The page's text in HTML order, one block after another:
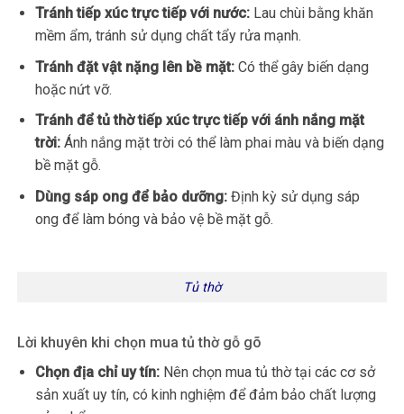
Tránh tiếp xúc trực tiếp với nước: Lau chùi bằng khăn
mềm ẩm, tránh sử dụng chất tẩy rửa mạnh.
Tránh đặt vật nặng lên bề mặt: Có thể gây biến dạng
hoặc nứt vỡ.
Tránh để tủ thờ tiếp xúc trực tiếp với ánh nắng mặt
trời:Ánh nắng mặt trời có thể làm phai màu và biến dạng
bề mặt gỗ.
Dùng sáp ong để bảo dưỡng:Định kỳ sử dụng sáp
ong để làm bóng và bảo vệ bề mặt gỗ.
Tủ thờ
Lời khuyên khi chọn mua tủ thờ gỗ gõ
Chọn địa chỉ uy tín: Nên chọn mua tủ thờ tại các cơ sở
sản xuất uy tín, có kinh nghiệm để đảm bảo chất lượng